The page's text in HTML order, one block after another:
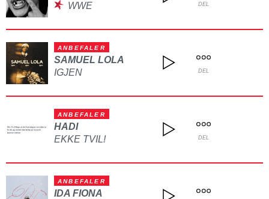
WWE
DEL
ANBEFALER
SAMUEL LOLA
IGJEN
DEL
ANBEFALER
HADI
EKKE TVIL!
DEL
ANBEFALER
IDA FIONA